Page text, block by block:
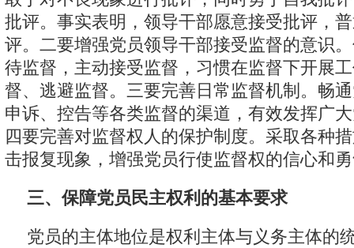
批评。事实表明，领导干部愿意接受批评，
评。二要增强党员领导干部接受监督的意识
待监督，主动接受监督，习惯在监督下开展
督、逃避监督。三要完善日常监督机制。畅
申诉、控告等各类监督的渠道，有效发挥广
四要完善对监督权人的保护制度。采取各种
击报复现象，增强党员行使监督权的信心和
三、保障党员民主权利的基本要求
党员的主体地位是权利主体与义务主体的